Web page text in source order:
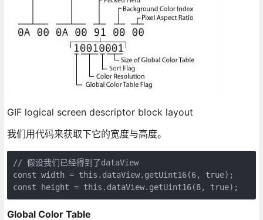
GIF logical screen descriptor block layout
我们用代码来获取下它的宽度与高度。
// 假设我们已经得到了dataView
const width = this.dataView.getUint16(6, true);
const height = this.dataView.getUint16(8, true);
Global Color Table